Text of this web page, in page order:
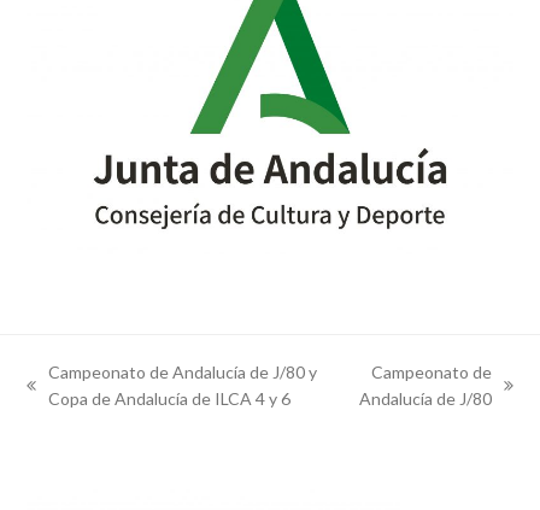
previous
Campeonato de Andalucía de J/80 y
Copa de Andalucía de ILCA 4 y 6
next
Campeonato de
Andalucía de J/80